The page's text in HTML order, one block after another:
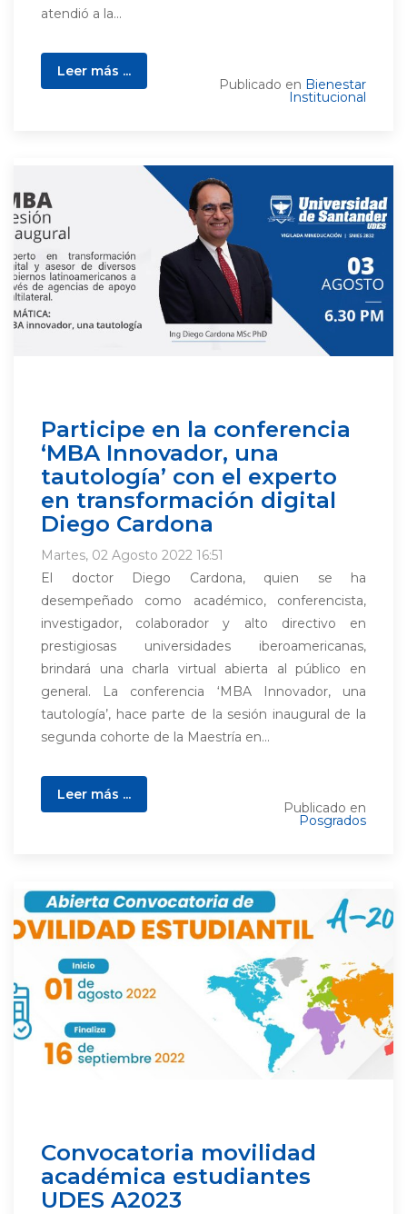
atendió a la...
Leer más ...
Publicado en Bienestar
Institucional
Participe en la conferencia
‘MBA Innovador, una
tautología’ con el experto
en transformación digital
Diego Cardona
Martes, 02 Agosto 2022 16:51
El doctor Diego Cardona, quien se ha
desempeñado como académico, conferencista,
investigador, colaborador y alto directivo en
prestigiosas universidades iberoamericanas,
brindará una charla virtual abierta al público en
general. La conferencia ‘MBA Innovador, una
tautología’, hace parte de la sesión inaugural de la
segunda cohorte de la Maestría en...
Leer más ...
Publicado en
Posgrados
Convocatoria movilidad
académica estudiantes
UDES A2023